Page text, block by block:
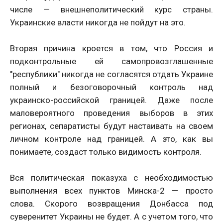
числе — внешнеполитический курс страны.
Украинские власти никогда не пойдут на это.
Вторая причина кроется в том, что Россия и
подконтрольные ей самопровозглашенные
"республики" никогда не согласятся отдать Украине
полный и безоговорочный контроль над
украинско-российской границей. Даже после
маловероятного проведения выборов в этих
регионах, сепаратисты будут настаивать на своем
личном контроле над границей. А это, как вы
понимаете, создаст только видимость контроля.
Вся политическая показуха с необходимостью
выполнения всех пунктов Минска-2 — просто
слова. Скорого возвращения Донбасса под
суверенитет Украины не будет. А с учетом того, что